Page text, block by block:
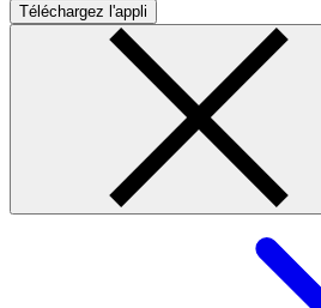
Téléchargez l'appli